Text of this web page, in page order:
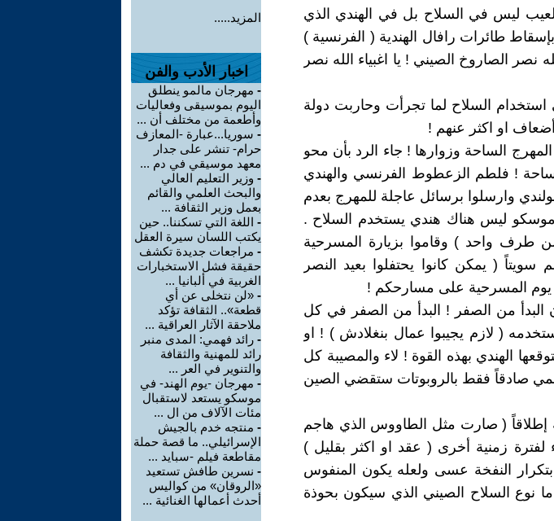
ليس في السلاح بل في الهندي الذي
طائرات رافال الهندية ( الفرنسية )
الصاروخ الصيني ! يا اغبياء الله نصر
استخدام السلاح لما تجرأت وحاربت دولة
او اكثر عنهم !
الساحة وزوارها ! جاء الرد بأن محو
! فلطم الزعطوط الفرنسي والهندي
وارسلوا برسائل عاجلة للمهرج بعدم
موسكو ليس هناك هندي يستخدم السلاح .
طرف واحد ) وقاموا بزيارة المسرحية
سويتاً ( يمكن كانوا يحتفلوا بعيد النصر
المسرحية على مسارحكم !
البدأ من الصفر ! البدأ من الصفر في كل
( لازم يجيبوا عمال بنغلادش ) ! او
الهندي بهذه القوة ! لاء والمصيبة كل
صادقاً فقط بالروبوتات ستقضي الصين
إطلاقاً ( صارت مثل الطاووس الذي هاجم
لفترة زمنية أخرى ( عقد او اكثر بقليل )
النفخة عسى ولعله يكون المنفوس
نوع السلاح الصيني الذي سيكون بحوذة
المزيد.....
اخبار الأدب والفن
- مهرجان مالمو ينطلق
اليوم بموسيقى وفعاليات
وأطعمة من مختلف أن ...
- سوريا...عبارة -المعازف
حرام- تنشر على جدار
معهد موسيقي في دم ...
- وزير التعليم العالي
والبحث العلمي والقائم
بعمل وزير الثقافة ...
- اللغة التي تسكننا.. حين
يكتب اللسان سيرة العقل
- مراجعات جديدة تكشف
حقيقة فشل الاستخبارات
الغربية في ألبانيا ...
- «لن نتخلى عن أي
قطعة».. الثقافة تؤكد
ملاحقة الآثار العراقية ...
- رائد فهمي: المدى منبر
رائد للمهنية والثقافة
والتنوير في العر ...
- مهرجان -يوم الهند- في
موسكو يستعد لاستقبال
مئات الآلاف من ال ...
- منتجه خدم بالجيش
الإسرائيلي.. ما قصة حملة
مقاطعة فيلم -سبايد ...
- نسرين طافش تستعيد
«الروقان» من كواليس
أحدث أعمالها الغنائية ...